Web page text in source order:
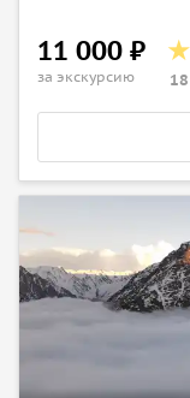
11 000 ₽
за экскурсию